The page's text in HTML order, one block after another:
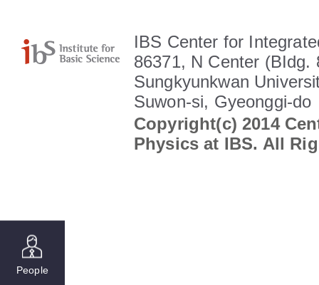
People
IBS Center for
86371, N Center (BIdg.
Sungkyunkwan
Suwon-si, Gyeonggi-do
Copyright(c) 2014
Physics at IBS. All